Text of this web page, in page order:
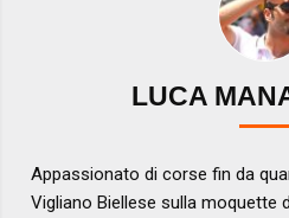
LUCA
Appassionato di corse fin da
Vigliano Biellese sulla moquette